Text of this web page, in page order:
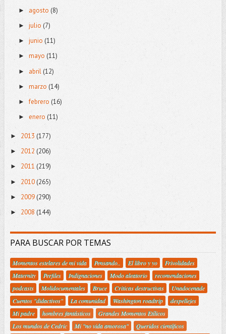
► agosto (8)
► julio (7)
► junio (11)
► mayo (11)
► abril (12)
► marzo (14)
►febrero (16)
► enero (11)
► 2013 (177)
► 2012 (206)
► 2011 (219)
► 2010(265)
► 2009(290)
► 2008 (144)
PARA BUSCAR POR TEMAS
Momentos estelares de mi vida Pensando.. El libro y yo
Frivolidades
Maternity
Perfiles Indignaciones Modo aleatorio
recomendaciones
podcasts
Molidocumentales Bruce Criticas destructivas
Unadocenade
Cuentos "didactivos"
La comunidad Washington roadtrip
despellejes
Mi padre
hombres fantásticos
Grandes Momentos Etílicos
Los mundos de Cedric
Mi "no vida amorosa"
Queridos científicos